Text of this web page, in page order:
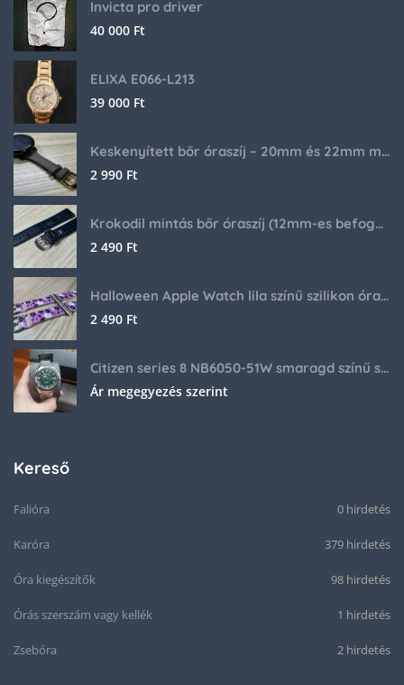
Invicta pro driver
40 000 Ft
ELIXA E066-L213
39 000 Ft
Keskenyített bőr óraszíj – 20mm és 22mm méretben
2 990 Ft
Krokodil mintás bőr óraszíj (12mm-es befogóval rendelkező órához)
2 490 Ft
Halloween Apple Watch lila színű szilikon óraszíj
2 490 Ft
Citizen series 8 NB6050-51W smaragd színű számlappal
Ár megegyezés szerint
Kereső
Falióra 0 hirdetés
Karóra 379 hirdetés
Óra kiegészítők 98 hirdetés
Órás szerszám vagy kellék 1 hirdetés
Zsebóra 2 hirdetés